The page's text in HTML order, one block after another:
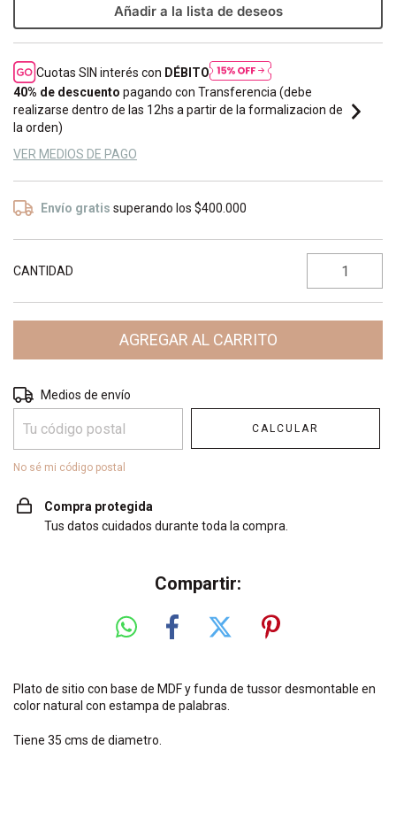
Añadir a la lista de deseos
Cuotas SIN interés con DÉBITO
40% de descuento pagando con Transferencia (debe
realizarse dentro de las 12hs a partir de la formalizacion de
la orden)
VER MEDIOS DE PAGO
Envío gratis superando los$400.000
CANTIDAD
Entregas para el CP:
Medios de envío
CALCULAR
No sé mi código postal
Compra protegida
Tus datos cuidados durante toda la compra.
Compartir:
Plato de sitio con base de MDF y funda de tussor desmontable en
color natural con estampa de palabras.
Tiene 35 cms de diametro.